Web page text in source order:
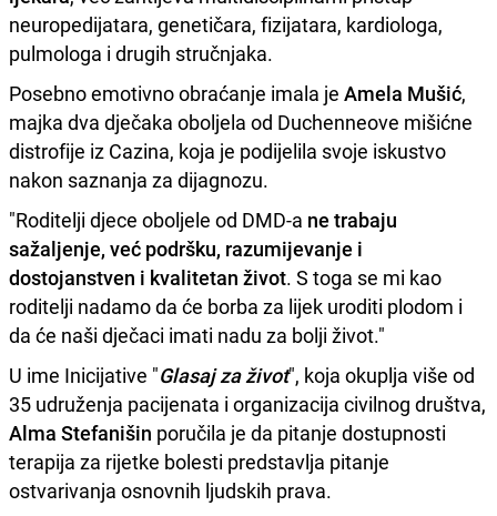
neuropedijatara, genetičara, fizijatara, kardiologa,
pulmologa i drugih stručnjaka.
Posebno emotivno obraćanje imala je Amela Mušić,
majka dva dječaka oboljela od Duchenneove mišićne
distrofije iz Cazina, koja je podijelila svoje iskustvo
nakon saznanja za dijagnozu.
"Roditelji djece oboljele od DMD-a ne trabaju
sažaljenje, već podršku, razumijevanje i
dostojanstven i kvalitetan život. S toga se mi kao
roditelji nadamo da će borba za lijek uroditi plodom i
da će naši dječaci imati nadu za bolji život."
U ime Inicijative "Glasaj za život", koja okuplja više od
35 udruženja pacijenata i organizacija civilnog društva,
Alma Stefanišin poručila je da pitanje dostupnosti
terapija za rijetke bolesti predstavlja pitanje
ostvarivanja osnovnih ljudskih prava.